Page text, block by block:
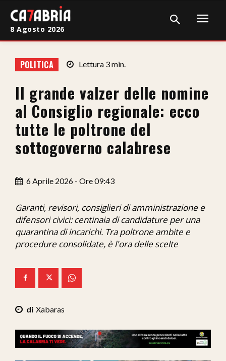
Cronaca
Giudiziaria
Politica
Sport
Sanità
Economia
Ita-Mondo
We Calabria
8 Agosto 2026
POLITICA Lettura 3min.
Il grande valzer delle nomine
al Consiglio regionale: ecco
tutte le poltrone del
sottogoverno calabrese
6 Aprile 2026 - Ore 09:43
Garanti, revisori, consiglieri di amministrazione e
difensori civici: centinaia di candidature per una
quarantina di incarichi. Tra poltrone ambite e
procedure consolidate, è l'ora delle scelte
Xabaras